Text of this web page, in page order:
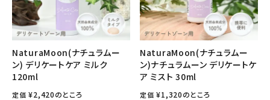
NaturaMoon(ナチュラムー
ン) デリケートケア ミルク
120ml
定価 ¥2,420のところ
NaturaMoon(ナチュラムー
ン)ナチュラムーン デリケートケ
ア ミスト 30ml
定価 ¥1,320のところ